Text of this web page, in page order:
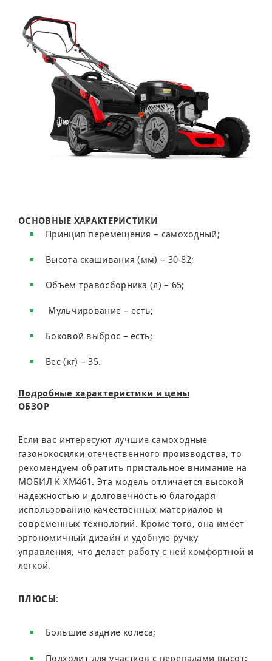
ОСНОВНЫЕ ХАРАКТЕРИСТИКИ
Принцип перемещения – самоходный;
Высота скашивания (мм) – 30-82;
Объем травосборника (л) – 65;
Мульчирование – есть;
Боковой выброс – есть;
Вес (кг) – 35.
Подробные характеристики и цены
ОБЗОР
Если вас интересуют лучшие самоходные
газонокосилки отечественного производства, то
рекомендуем обратить пристальное внимание на
МОБИЛ К XM461. Эта модель отличается высокой
надежностью и долговечностью благодаря
использованию качественных материалов и
современных технологий. Кроме того, она имеет
эргономичный дизайн и удобную ручку
управления, что делает работу с ней комфортной и
легкой.
ПЛЮСЫ:
Большие задние колеса;
Подходит для участков с перепадами высот;